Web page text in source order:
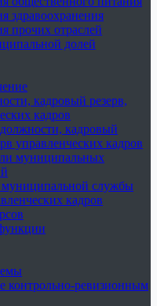
здравоохранения
прочих отраслей
долей
кадровый резерв,
кадров
кадровый
управленческих кадров
муниципальных
службы
кадров
контрольно-ревизионным